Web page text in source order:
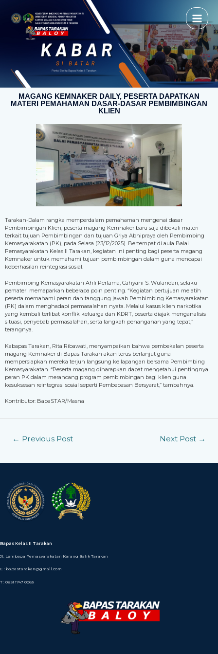
MAGANG KEMNAKER DAILY, PESERTA DAPATKAN
MATERI PEMAHAMAN DASAR-DASAR PEMBIMBINGAN
KLIEN
Tarakan-Dalam rangka memperdalam pemahaman mengenai dasar
Pembimbingan Klien, peserta magang Kemnaker baru saja dibekali materi
terkait tujuan Pembimbingan dan tujuan Griya Abhipraya oleh Pembimbing
Kemasyarakatan (PK), pada Selasa (23/12/2025). Bertempat di aula Balai
Pemasyarakatan Kelas II Tarakan, kegiatan ini penting bagi peserta magang
Kemnaker untuk memahami tujuan pembimbingan dalam guna mencapai
keberhasilan reintegrasi sosial.
Pembimbing Kemasyarakatan Ahli Pertama, Cahyani S. Wulandari, selaku
pemateri memaparkan beberapa poin penting. “Kegiatan bertujuan melatih
peserta memahami peran dan tanggung jawab Pembimbing Kemasyarakatan
(PK) dalam menghadapi permasalahan nyata. Melalui kasus klien narkotika
yang kembali terlibat konflik keluarga dan KDRT, peserta diajak menganalisis
situasi, penyebab permasalahan, serta langkah penanganan yang tepat,”
terangnya.
Kabapas Tarakan, Rita Ribawati, menyampaikan bahwa pembekalan peserta
magang Kemnaker di Bapas Tarakan akan terus berlanjut guna
mempersiapkan mereka terjun langsung ke lapangan bersama Pembimbing
Kemasyarakatan. “Peserta magang diharapkan dapat mengetahui pentingnya
peran PK dalam merancang program pembimbingan bagi klien guna
kesuksesan reintegrasi sosial seperti Pembebasan Bersyarat,” tambahnya.
Kontributor: BapaSTAR/Masna
← Previous Post Next Post →
Bapas Kelas II Tarakan
Jl. Lembaga Pemasyarakatan Karang Balik Tarakan
E : bapastarakan@gmail.com
T : 0851 1747 0063